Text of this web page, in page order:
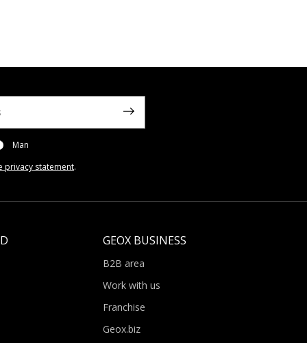
Man
privacy statement.
GEOX BUSINESS
B2B area
Work with us
Franchise
Geox.biz